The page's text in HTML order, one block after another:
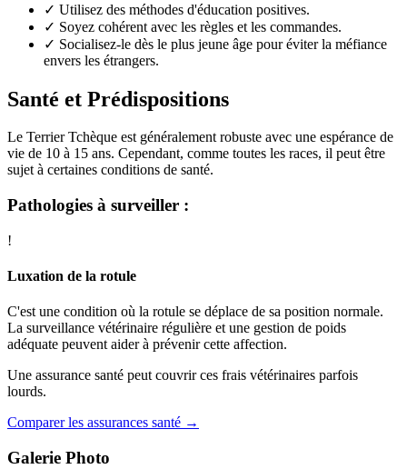
✓ Utilisez des méthodes d'éducation positives.
✓ Soyez cohérent avec les règles et les commandes.
✓ Socialisez-le dès le plus jeune âge pour éviter la méfiance
envers les étrangers.
Santé et Prédispositions
Le Terrier Tchèque est généralement robuste avec une espérance de
vie de 10 à 15 ans. Cependant, comme toutes les races, il peut être
sujet à certaines conditions de santé.
Pathologies à surveiller :
!
Luxation de la rotule
C'est une condition où la rotule se déplace de sa position normale.
La surveillance vétérinaire régulière et une gestion de poids
adéquate peuvent aider à prévenir cette affection.
Une assurance santé peut couvrir ces frais vétérinaires parfois
lourds.
Comparer les assurances santé →
Galerie Photo